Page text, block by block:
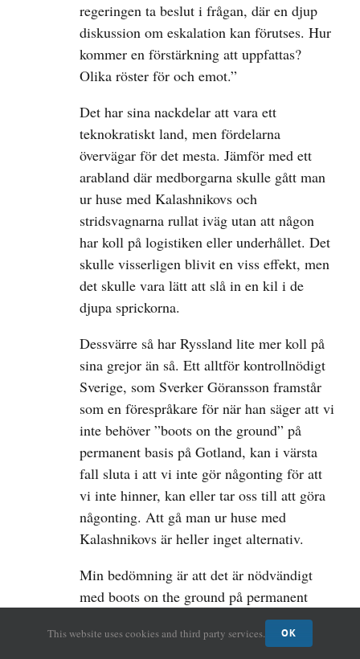
regeringen ta beslut i frågan, där en djup
diskussion om eskalation kan förutses. Hur
kommer en förstärkning att uppfattas?
Olika röster för och emot.”
Det har sina nackdelar att vara ett
teknokratiskt land, men fördelarna
övervägar för det mesta. Jämför med ett
arabland där medborgarna skulle gått man
ur huse med Kalashnikovs och
stridsvagnarna rullat iväg utan att någon
har koll på logistiken eller underhållet. Det
skulle visserligen blivit en viss effekt, men
det skulle vara lätt att slå in en kil i de
djupa sprickorna.
Dessvärre så har Ryssland lite mer koll på
sina grejor än så. Ett alltför kontrollnödigt
Sverige, som Sverker Göransson framstår
som en förespråkare för när han säger att vi
inte behöver ”boots on the ground” på
permanent basis på Gotland, kan i värsta
fall sluta i att vi inte gör någonting för att
vi inte hinner, kan eller tar oss till att göra
någonting. Att gå man ur huse med
Kalashnikovs är heller inget alternativ.
Min bedömning är att det är nödvändigt
med boots on the ground på permanent
basis på Gotland, och jag är säker på att det
är majoritetens bedömning av de som är
This website uses cookies and third party services. OK